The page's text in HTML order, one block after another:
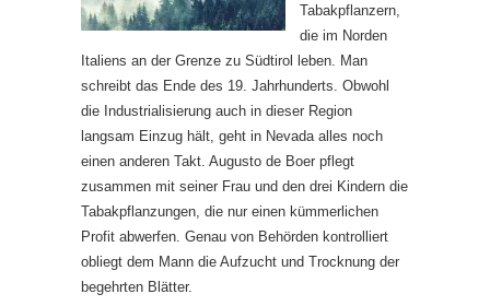
Tabakpflanzern,
die im Norden
Italiens an der Grenze zu Südtirol leben. Man
schreibt das Ende des 19. Jahrhunderts. Obwohl
die Industrialisierung auch in dieser Region
langsam Einzug hält, geht in Nevada alles noch
einen anderen Takt. Augusto de Boer pflegt
zusammen mit seiner Frau und den drei Kindern die
Tabakpflanzungen, die nur einen kümmerlichen
Profit abwerfen. Genau von Behörden kontrolliert
obliegt dem Mann die Aufzucht und Trocknung der
begehrten Blätter.